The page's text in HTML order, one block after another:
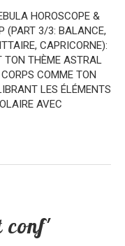
HOROSCOPE &
(PART 3/3: BALANCE,
CAPRICORNE):
TON THÈME ASTRAL
COMME TON
LES ÉLÉMENTS
AVEC
conf'